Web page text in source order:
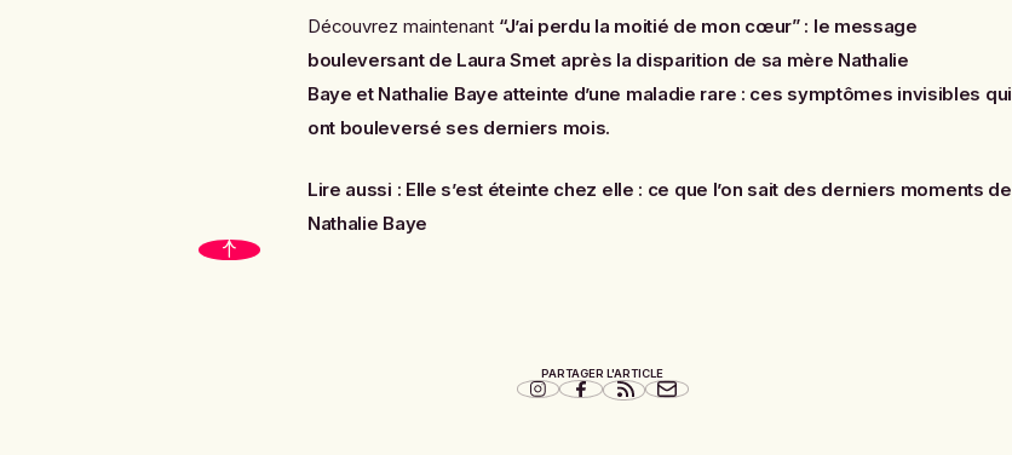
Découvrez maintenant “J’ai perdu la moitié de mon cœur” : le message
bouleversant de Laura Smet après la disparition de sa mère Nathalie
Baye et Nathalie Baye atteinte d’une maladie rare : ces symptômes invisibles qui
ont bouleversé ses derniers mois.
Lire aussi : Elle s’est éteinte chez elle : ce que l’on sait des derniers moments de
Nathalie Baye
PARTAGER L'ARTICLE